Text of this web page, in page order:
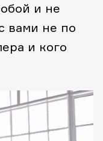
и не
вами не по
и кого